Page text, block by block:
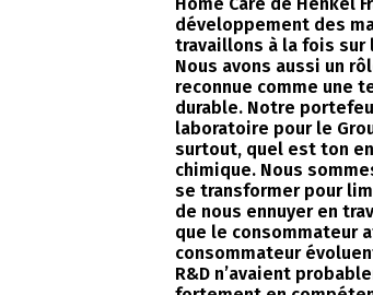
développement des
travaillons à la fois
Nous avons aussi un
reconnue comme une
durable. Notre
laboratoire pour le
surtout, quel est ton
chimique. Nous
se transformer pour
de nous ennuyer en
que le consommateur
consommateur
R&D n’avaient